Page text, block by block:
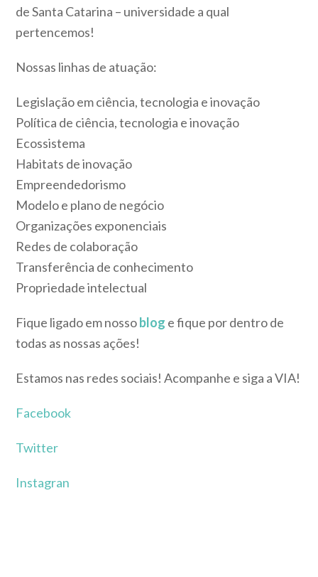
de Santa Catarina – universidade a qual
pertencemos!
Nossas linhas de atuação:
Legislação em ciência, tecnologia e inovação
Política de ciência, tecnologia e inovação
Ecossistema
Habitats de inovação
Empreendedorismo
Modelo e plano de negócio
Organizações exponenciais
Redes de colaboração
Transferência de conhecimento
Propriedade intelectual
Fique ligado em nossoblog e fique por dentro de
todas as nossas ações!
Estamos nas redes sociais! Acompanhe e siga a VIA!
Facebook
Twitter
Instagran